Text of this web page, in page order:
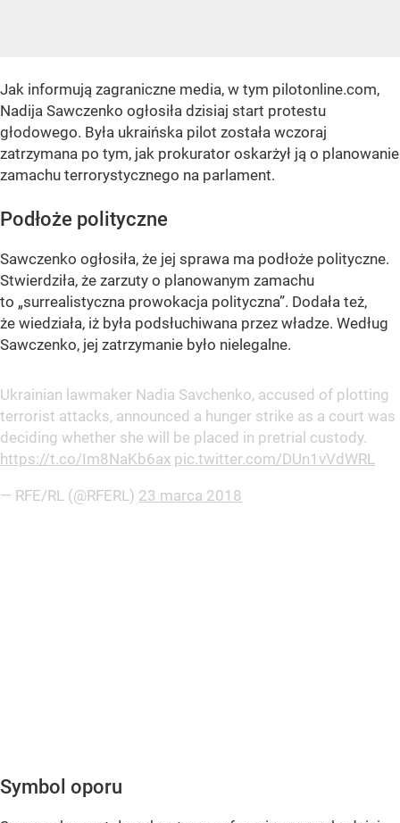
Jak informują zagraniczne media, w tym pilotonline.com,
Nadija Sawczenko ogłosiła dzisiaj start protestu
głodowego. Była ukraińska pilot została wczoraj
zatrzymana po tym, jak prokurator oskarżył ją o planowanie
zamachu terrorystycznego na parlament.
Podłoże polityczne
Sawczenko ogłosiła, że jej sprawa ma podłoże polityczne.
Stwierdziła, że zarzuty o planowanym zamachu
to „surrealistyczna prowokacja polityczna”. Dodała też,
że wiedziała, iż była podsłuchiwana przez władze. Według
Sawczenko, jej zatrzymanie było nielegalne.
Ukrainian lawmaker Nadia Savchenko, accused of plotting
terrorist attacks, announced a hunger strike as a court was
deciding whether she will be placed in pretrial custody.
https://t.co/Im8NaKb6ax pic.twitter.com/DUn1vVdWRL
— RFE/RL (@RFERL) 23 marca 2018
Symbol oporu